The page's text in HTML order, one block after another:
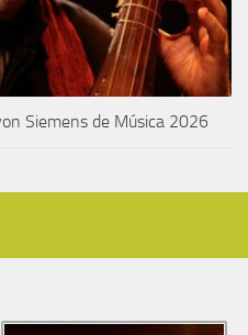
Siemens de Música 2026